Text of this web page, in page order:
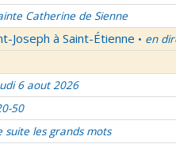
Catherine de Sienne
Joseph à Saint-Étienne • en
6 aout 2026
50
suite les grands mots